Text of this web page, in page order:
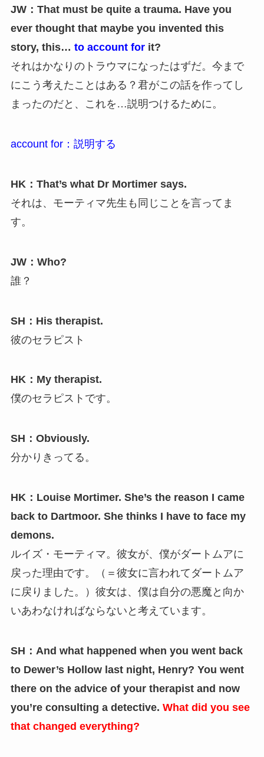
JW：That must be quite a trauma. Have you
ever thought that maybe you invented this
story, this… to account forit?
それはかなりのトラウマになったはずだ。今まで
にこう考えたことはある？君がこの話を作ってし
まったのだと、これを…説明つけるために。
account for：説明する
HK：That’s what Dr Mortimer says.
それは、モーティマ先生も同じことを言ってま
す。
JW：Who?
誰？
SH：His therapist.
彼のセラピスト
HK：My therapist.
僕のセラピストです。
SH：Obviously.
分かりきってる。
HK：Louise Mortimer. She’s the reason I came
back to Dartmoor. She thinks I have to face my
demons.
ルイズ・モーティマ。彼女が、僕がダートムアに
戻った理由です。（＝彼女に言われてダートムア
に戻りました。）彼女は、僕は自分の悪魔と向か
いあわなければならないと考えています。
SH：And what happened when you went back
to Dewer’s Hollow last night, Henry? You went
there on the advice of your therapist and now
you’re consulting a detective. What did you see
that changed everything?